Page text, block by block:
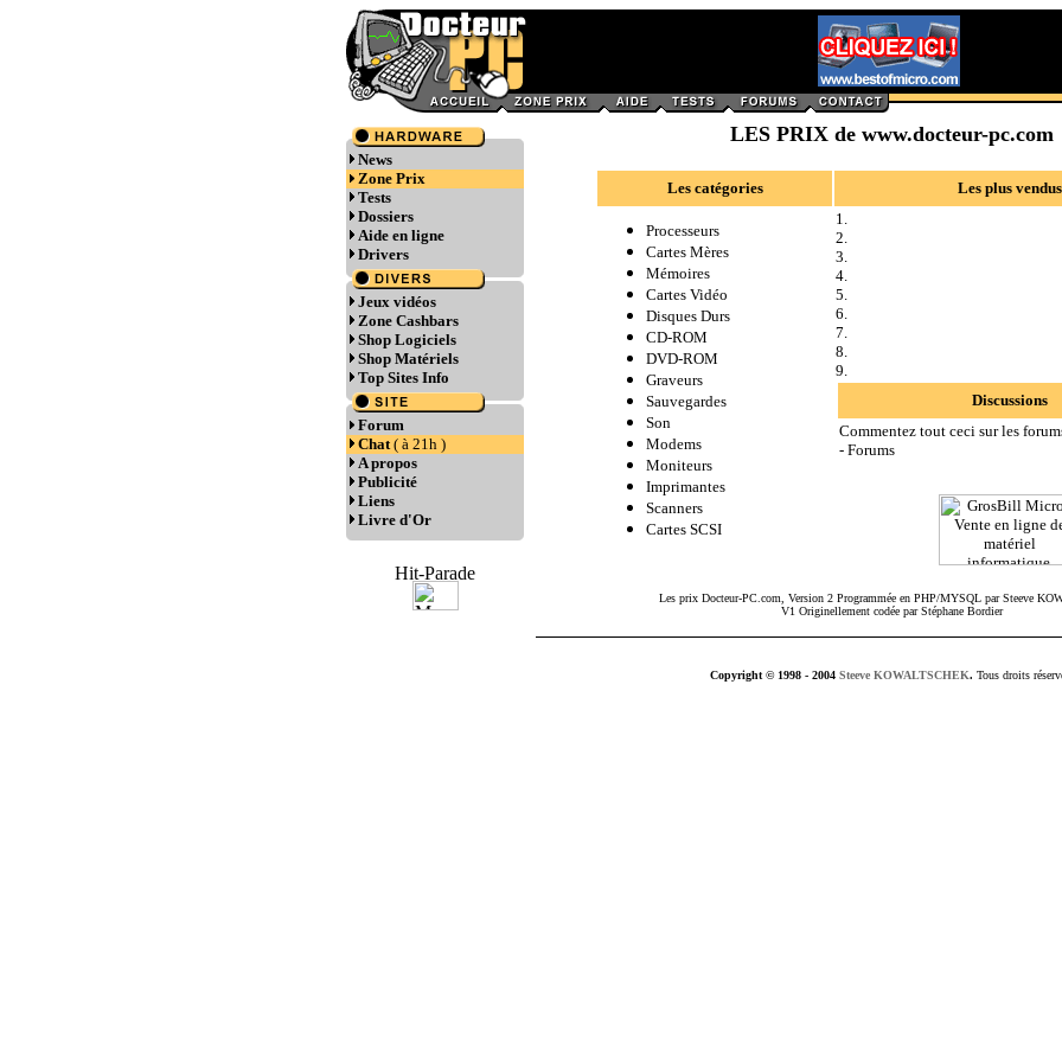
News
Zone Prix
Tests
Dossiers
Aide en ligne
Drivers
Jeux vidéos
Zone Cashbars
Shop Logiciels
Shop Matériels
Top Sites Info
Forum
Chat( à 21h )
A propos
Publicité
Liens
Livre d'Or
LES PRIX de www.docteur-pc.com
Les catégories Les plus vendus
Processeurs
Cartes Mères
Mémoires
Cartes Vidéo
Disques Durs
CD-ROM
DVD-ROM
Graveurs
Sauvegardes
Son
Modems
Moniteurs
Imprimantes
Scanners
Cartes SCSI
1.
2.
3.
4.
5.
6.
7.
8.
9.
Discussions
Commentez tout ceci sur les
- Forums
Les prix Docteur-PC.com , Version 2 Programmée en PHP/MYSQL par Steeve
V1 Originellement codée par Stéphane Bordier
Copyright © 1998 - 2004 Steeve KOWALTSCHEK. Tous droits